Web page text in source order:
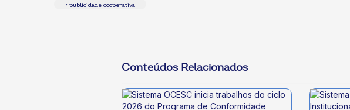
• publicidade cooperativa
Conteúdos Relacionados